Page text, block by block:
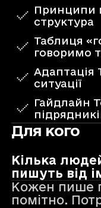
Принципи
структура
Таблиця
говоримо
Адаптація
ситуації
Гайдлайн
Для кого
Кілька
пишуть від
Кожен пише
помітно.